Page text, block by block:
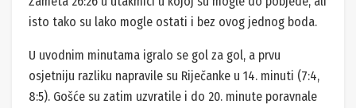
isto tako su lako mogle ostati i bez ovog jednog boda.
U uvodnim minutama igralo se gol za gol, a prvu
osjetniju razliku napravile su Riječanke u 14. minuti (7:4,
8:5). Gošće su zatim uzvratile i do 20. minute poravnale